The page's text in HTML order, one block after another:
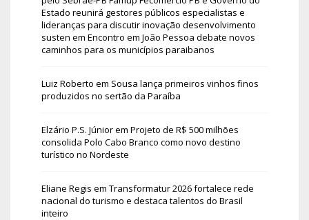
Estado reunirá gestores públicos especialistas e
lideranças para discutir inovação desenvolvimento
susten em Encontro em João Pessoa debate novos
caminhos para os municípios paraibanos
Luiz Roberto em Sousa lança primeiros vinhos finos
produzidos no sertão da Paraíba
Elzário P.S. Júniorem Projeto de R$ 500 milhões
consolida Polo Cabo Branco como novo destino
turístico no Nordeste
Eliane Regis em Transformatur 2026 fortalece rede
nacional do turismo e destaca talentos do Brasil
inteiro